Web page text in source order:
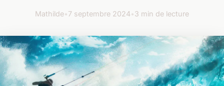
Mathilde•7 septembre 2024•3 min de lecture